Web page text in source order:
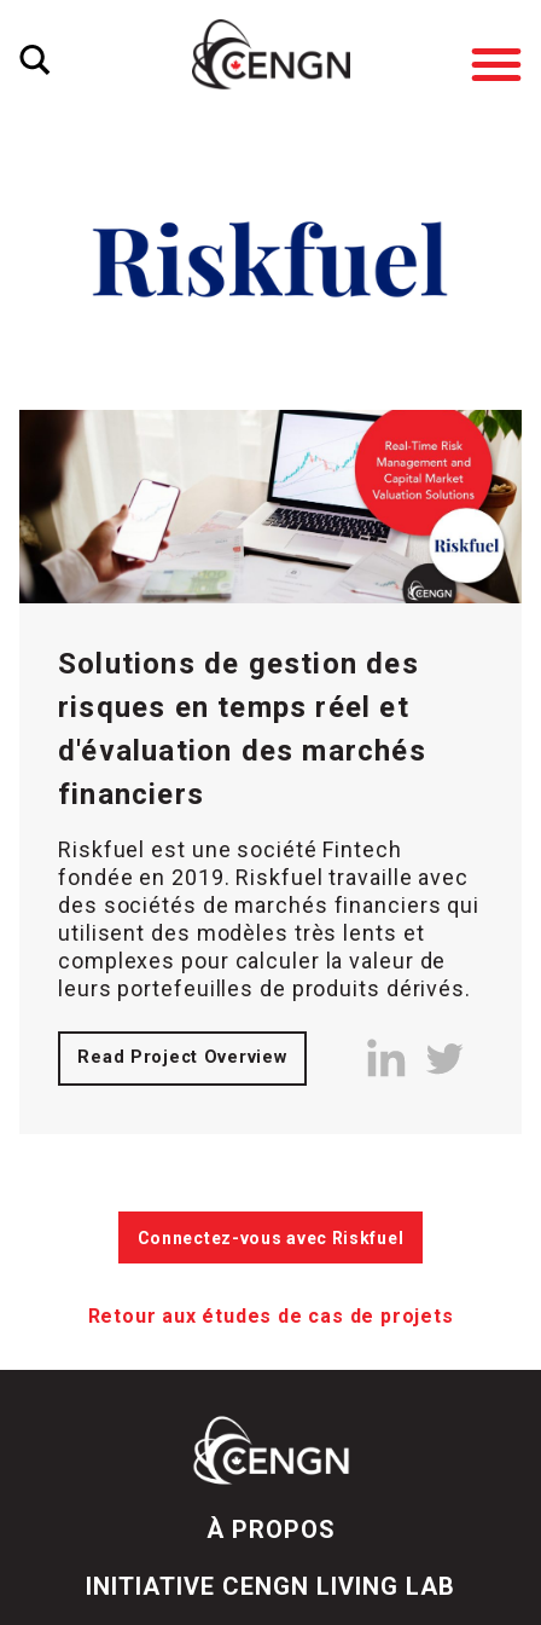
Solutions de gestion des
risques en temps réel et
d'évaluation des marchés
financiers
Riskfuel est une société Fintech
fondée en 2019. Riskfuel travaille avec
des sociétés de marchés financiers qui
utilisent des modèles très lents et
complexes pour calculer la valeur de
leurs portefeuilles de produits dérivés.
Read Project Overview
Connectez-vous avec Riskfuel
Retour aux études de cas de projets
À PROPOS
INITIATIVE CENGN LIVING LAB